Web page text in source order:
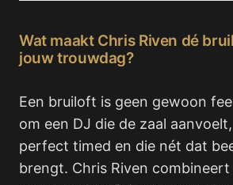
Wat maakt Chris Riven dé
jouw trouwdag?
Een bruiloft is geen gewoon
om een DJ die de zaal
perfect timed en die nét dat
brengt. Chris Riven